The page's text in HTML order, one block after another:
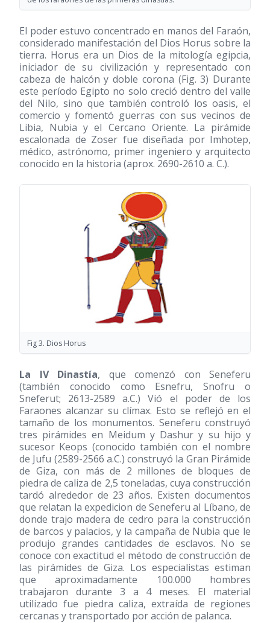
El poder estuvo concentrado en manos del Faraón,
considerado manifestación del Dios Horus sobre la
tierra. Horus era un Dios de la mitología egipcia,
iniciador de su civilización y representado con
cabeza de halcón y doble corona (Fig. 3) Durante
este período Egipto no solo creció dentro del valle
del Nilo, sino que también controló los oasis, el
comercio y fomentó guerras con sus vecinos de
Libia, Nubia y el Cercano Oriente. La pirámide
escalonada de Zoser fue diseñada por Imhotep,
médico, astrónomo, primer ingeniero y arquitecto
conocido en la historia (aprox. 2690-2610 a. C.).
Fig 3. Dios Horus
La IV Dinastía, que comenzó con Seneferu
(también conocido como Esnefru, Snofru o
Sneferut; 2613-2589 a.C.) Vió el poder de los
Faraones alcanzar su clímax. Esto se reflejó en el
tamaño de los monumentos. Seneferu construyó
tres pirámides en Meidum y Dashur y su hijo y
sucesor Keops (conocido también con el nombre
de Jufu (2589-2566 a.C.) construyó la Gran Pirámide
de Giza, con más de 2 millones de bloques de
piedra de caliza de 2,5 toneladas, cuya construcción
tardó alrededor de 23 años. Existen documentos
que relatan la expedicion de Seneferu al Líbano, de
donde trajo madera de cedro para la construcción
de barcos y palacios, y la campaña de Nubia que le
produjo grandes cantidades de esclavos. No se
conoce con exactitud el método de construcción de
las pirámides de Giza. Los especialistas estiman
que aproximadamente 100.000 hombres
trabajaron durante 3 a 4 meses. El material
utilizado fue piedra caliza, extraída de regiones
cercanas y transportado por acción de palanca.